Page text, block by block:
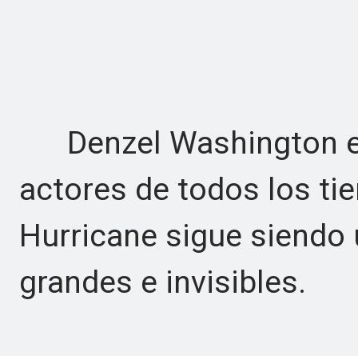
Denzel Washington
actores de todos los
Hurricane sigue
grandes e invisibles.